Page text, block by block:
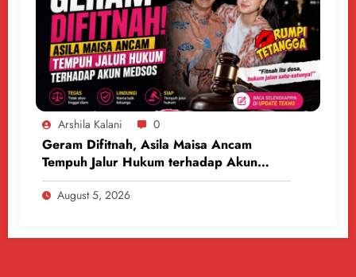
Arshila Kalani 0
Geram Difitnah, Asila Maisa Ancam
Tempuh Jalur Hukum terhadap Akun
Medsos
August 5, 2026